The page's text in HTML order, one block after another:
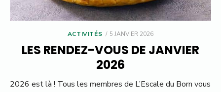
ACTIVITÉS
POSTED
5 JANVIER 2026
LES RENDEZ-VOUS DE JANVIER
2026
2026 est là ! Tous les membres de L’Escale du Born vous